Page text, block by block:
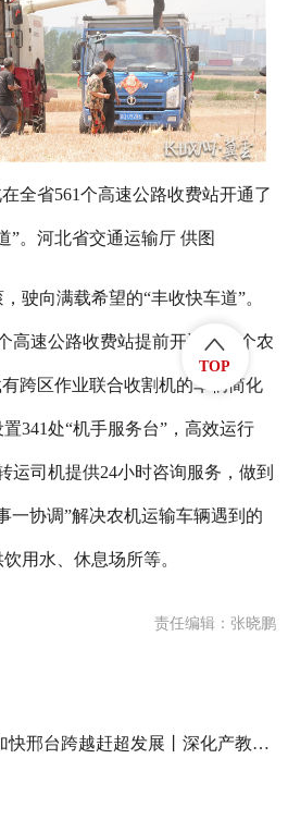
省561个高速公路收费站开通了
”。河北省交通运输厅 供图
向满载希望的“丰收快车道”。
高速公路收费站提前开通1122个农
跨区作业联合收割机的车辆简化
341处“机手服务台”，高效运行
运司机提供24小时咨询服务，做到
一协调”解决农机运输车辆遇到的
用水、休息场所等。
责任编辑：张晓鹏
培育壮大特色产业集群 加快邢台跨越赶超发展丨深化产教融合 赋能产业升级
TOP